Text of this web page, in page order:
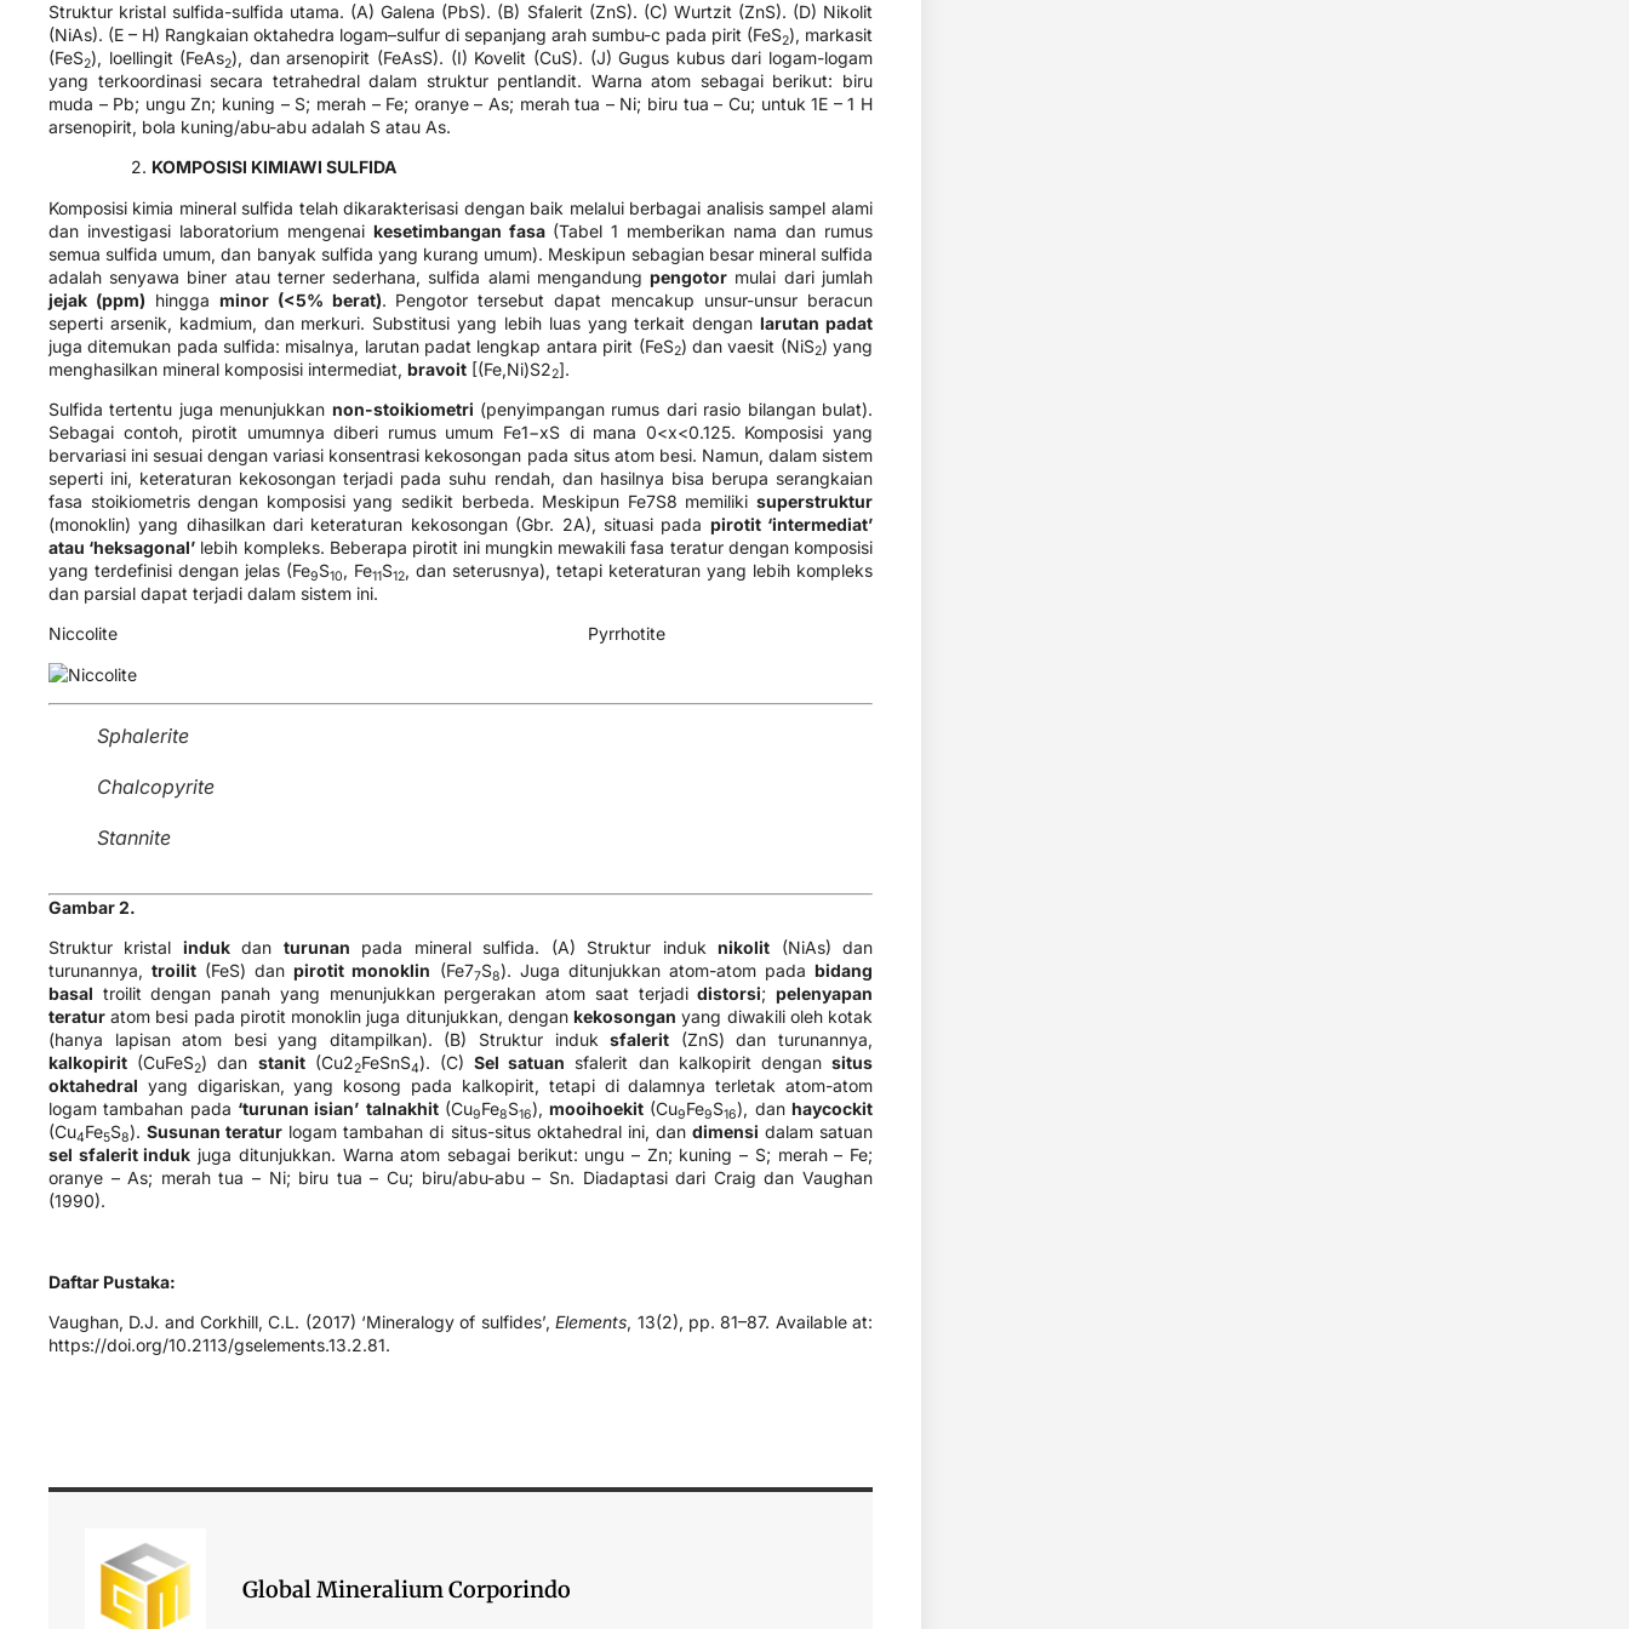
Struktur kristal sulfida-sulfida utama. (A) Galena (PbS). (B) Sfalerit (ZnS). (C) Wurtzit (ZnS). (D) Nikolit
(NiAs). (E – H) Rangkaian oktahedra logam–sulfur di sepanjang arah sumbu-c pada pirit (FeS2), markasit
(FeS2​), loellingit (FeAs2​), dan arsenopirit (FeAsS). (I) Kovelit (CuS). (J) Gugus kubus dari logam-logam
yang terkoordinasi secara tetrahedral dalam struktur pentlandit. Warna atom sebagai berikut: biru
muda – Pb; ungu Zn; kuning – S; merah – Fe; oranye – As; merah tua – Ni; biru tua – Cu; untuk 1E – 1 H
arsenopirit, bola kuning/abu-abu adalah S atau As.
2. KOMPOSISI KIMIAWI SULFIDA
Komposisi kimia mineral sulfida telah dikarakterisasi dengan baik melalui berbagai analisis sampel alami
dan investigasi laboratorium mengenai kesetimbangan fasa(Tabel 1 memberikan nama dan rumus
semua sulfida umum, dan banyak sulfida yang kurang umum). Meskipun sebagian besar mineral sulfida
adalah senyawa biner atau terner sederhana, sulfida alami mengandungpengotor mulai dari jumlah
jejak (ppm) hingga minor (<5% berat). Pengotor tersebut dapat mencakup unsur-unsur beracun
seperti arsenik, kadmium, dan merkuri. Substitusi yang lebih luas yang terkait denganlarutan padat
juga ditemukan pada sulfida: misalnya, larutan padat lengkap antara pirit (FeS2​) dan vaesit (NiS2​) yang
menghasilkan mineral komposisi intermediat, bravoit [(Fe,Ni)S22].
Sulfida tertentu juga menunjukkan non-stoikiometri (penyimpangan rumus dari rasio bilangan bulat).
Sebagai contoh, pirotit umumnya diberi rumus umum Fe1−x​S di mana 0<x<0.125. Komposisi yang
bervariasi ini sesuai dengan variasi konsentrasi kekosongan pada situs atom besi. Namun, dalam sistem
seperti ini, keteraturan kekosongan terjadi pada suhu rendah, dan hasilnya bisa berupa serangkaian
fasa stoikiometris dengan komposisi yang sedikit berbeda. Meskipun Fe7​S8​ memiliki superstruktur
(monoklin) yang dihasilkan dari keteraturan kekosongan (Gbr. 2A), situasi pada pirotit ‘intermediat’
atau ‘heksagonal’ lebih kompleks. Beberapa pirotit ini mungkin mewakili fasa teratur dengan komposisi
yang terdefinisi dengan jelas (Fe9​S10 ​, Fe11S12​, dan seterusnya), tetapi keteraturan yang lebih kompleks
dan parsial dapat terjadi dalam sistem ini.
Niccolite Pyrrhotite
Sphalerite
Chalcopyrite
Stannite
Gambar 2.
Struktur kristal indukdan turunan pada mineral sulfida. (A) Struktur induknikolit (NiAs) dan
turunannya,troilit (FeS) danpirotit monoklin (Fe77S8​). Juga ditunjukkan atom-atom padabidang
basal troilit dengan panah yang menunjukkan pergerakan atom saat terjadidistorsi; pelenyapan
teratur atom besi pada pirotit monoklin juga ditunjukkan, dengankekosongan yang diwakili oleh kotak
(hanya lapisan atom besi yang ditampilkan). (B) Struktur induksfalerit (ZnS) dan turunannya,
kalkopirit (CuFeS2​) dan stanit(Cu22FeSnS4). (C)Sel satuan sfalerit dan kalkopirit dengansitus
oktahedral yang digariskan, yang kosong pada kalkopirit, tetapi di dalamnya terletak atom-atom
logam tambahan pada ‘turunan isian’ talnakhit(Cu9Fe8​S16​),mooihoekit (Cu9​Fe9​S16​), danhaycockit
(Cu4​Fe5​S8​).Susunan teratur logam tambahan di situs-situs oktahedral ini, dan dimensi dalam satuan
sel sfalerit induk juga ditunjukkan. Warna atom sebagai berikut: ungu – Zn; kuning – S; merah – Fe;
oranye – As; merah tua – Ni; biru tua – Cu; biru/abu-abu – Sn. Diadaptasi dari Craig dan Vaughan
(1990).
Daftar Pustaka:
Vaughan, D.J. and Corkhill, C.L. (2017) ‘Mineralogy of sulfides’,Elements, 13(2), pp. 81–87. Available at:
https://doi.org/10.2113/gselements.13.2.81.
Global Mineralium Corporindo